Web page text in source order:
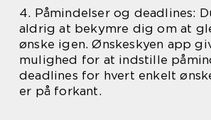
4. Påmindelser og deadlines:
aldrig at bekymre dig om at
ønske igen. Ønskeskyen app
mulighed for at indstille
deadlines for hvert enkelt
er på forkant.